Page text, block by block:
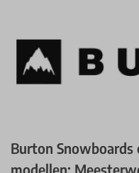
Burton
modellen: